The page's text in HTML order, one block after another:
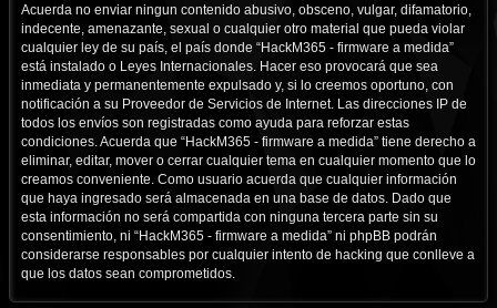
Acuerda no enviar ningun contenido abusivo, obsceno, vulgar, difamatorio,
indecente, amenazante, sexual o cualquier otro material que pueda violar
cualquier ley de su país, el país donde “HackM365 - firmware a medida”
está instalado o Leyes Internacionales. Hacer eso provocará que sea
inmediata y permanentemente expulsado y, si lo creemos oportuno, con
notificación a su Proveedor de Servicios de Internet. Las direcciones IP de
todos los envíos son registradas como ayuda para reforzar estas
condiciones. Acuerda que “HackM365 - firmware a medida” tiene derecho a
eliminar, editar, mover o cerrar cualquier tema en cualquier momento que lo
creamos conveniente. Como usuario acuerda que cualquier información
que haya ingresado será almacenada en una base de datos. Dado que
esta información no será compartida con ninguna tercera parte sin su
consentimiento, ni “HackM365 - firmware a medida” ni phpBB podrán
considerarse responsables por cualquier intento de hacking que conlleve a
que los datos sean comprometidos.